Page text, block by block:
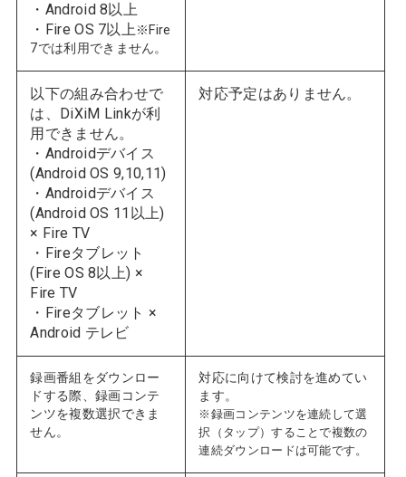
・Android 8以上
・Fire OS 7以上※Fire
7では利用できません。
以下の組み合わせで
は、DiXiM Linkが利
用できません。
・Androidデバイス
(Android OS 9,10,11)
・Androidデバイス
(Android OS 11以上)
× Fire TV
・Fireタブレット
(Fire OS 8以上) ×
Fire TV
・Fireタブレット ×
Android テレビ
対応予定はありません。
録画番組をダウンロー
ドする際、録画コンテ
ンツを複数選択できま
せん。
対応に向けて検討を進めてい
ます。
※録画コンテンツを連続して選
択（タップ）することで複数の
連続ダウンロードは可能です。